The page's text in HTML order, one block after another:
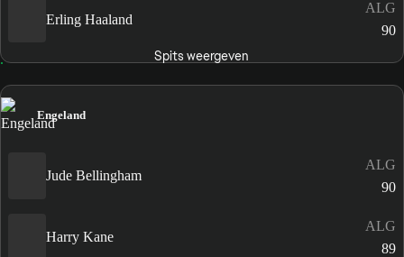
Erling Haaland
ALG
90
Spits weergeven
Engeland
Jude Bellingham
ALG
90
Harry Kane
ALG
89